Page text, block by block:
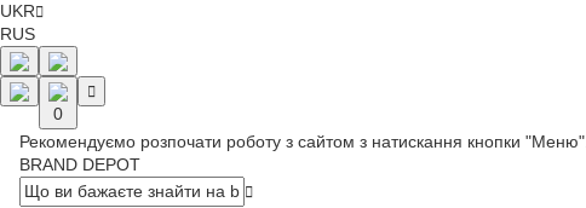
UKR
RUS
0
Рекомендуємо розпочати роботу з сайтом з натискання кнопки "Меню".
BRAND DEPOT